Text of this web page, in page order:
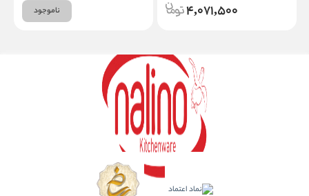
4,071,500 ناموجود